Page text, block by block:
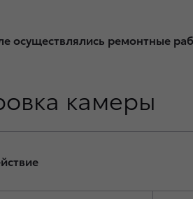
осуществлялись ремонтные
камеры